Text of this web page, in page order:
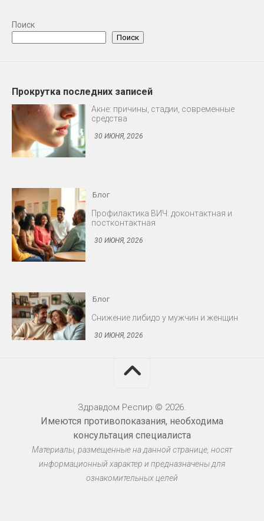
Поиск
Поиск
Прокрутка последних записей
Блог
Профилактика ВИЧ: доконтактная и
Блог
Снижение либидо у мужчин и женщин
30 ИЮНЯ, 2026
Блог
Миома матки: когда оперировать
30 ИЮНЯ, 2026
Здравдом Респир © 2026.
Имеются противопоказания, необходима
консультация специалиста
Материалы, размещенные на данной странице, носят
информационный характер и предназначены для
ознакомительных целей